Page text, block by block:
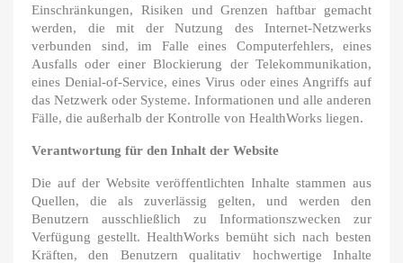
Einschränkungen, Risiken und Grenzen haftbar gemacht
werden, die mit der Nutzung des Internet-Netzwerks
verbunden sind, im Falle eines Computerfehlers, eines
Ausfalls oder einer Blockierung der Telekommunikation,
eines Denial-of-Service, eines Virus oder eines Angriffs auf
das Netzwerk oder Systeme. Informationen und alle anderen
Fälle, die außerhalb der Kontrolle von HealthWorks liegen.
Verantwortung für den Inhalt der Website
Die auf der Website veröffentlichten Inhalte stammen aus
Quellen, die als zuverlässig gelten, und werden den
Benutzern ausschließlich zu Informationszwecken zur
Verfügung gestellt. HealthWorks bemüht sich nach besten
Kräften, den Benutzern qualitativ hochwertige Inhalte